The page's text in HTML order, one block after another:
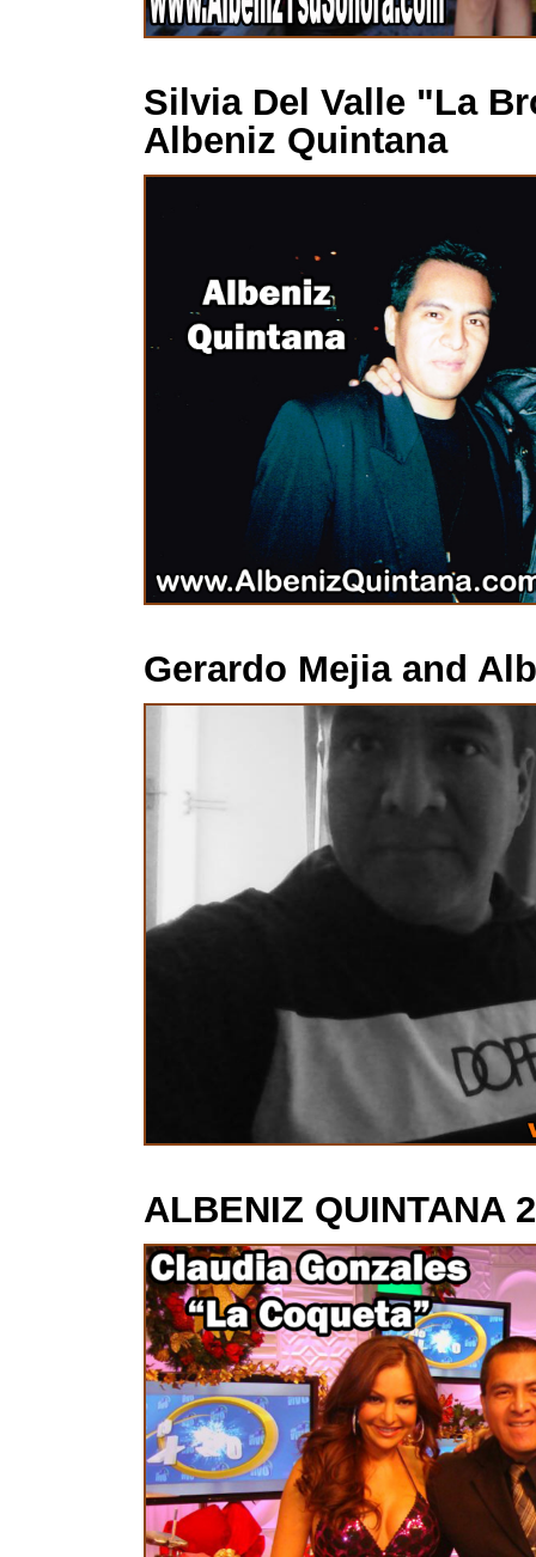
Silvia Del Valle "La
Albeniz Quintana
Gerardo Mejia and
ALBENIZ QUINTANA